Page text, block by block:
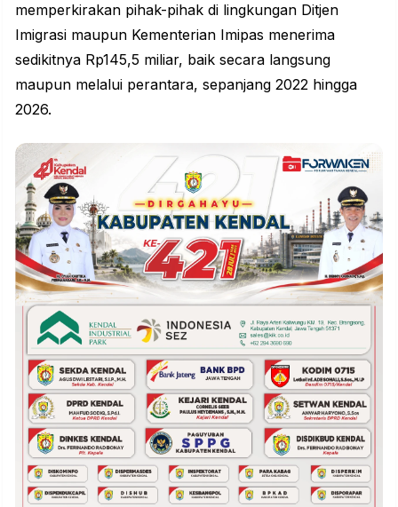
memperkirakan pihak-pihak di lingkungan Ditjen
Imigrasi maupun Kementerian Imipas menerima
sedikitnya Rp145,5 miliar, baik secara langsung
maupun melalui perantara, sepanjang 2022 hingga
2026.